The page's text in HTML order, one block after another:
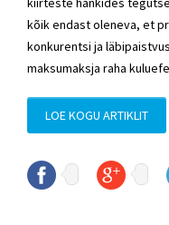
kõik endast oleneva, et
konkurentsi ja
maksumaksja raha
LOE KOGU ARTIKLIT